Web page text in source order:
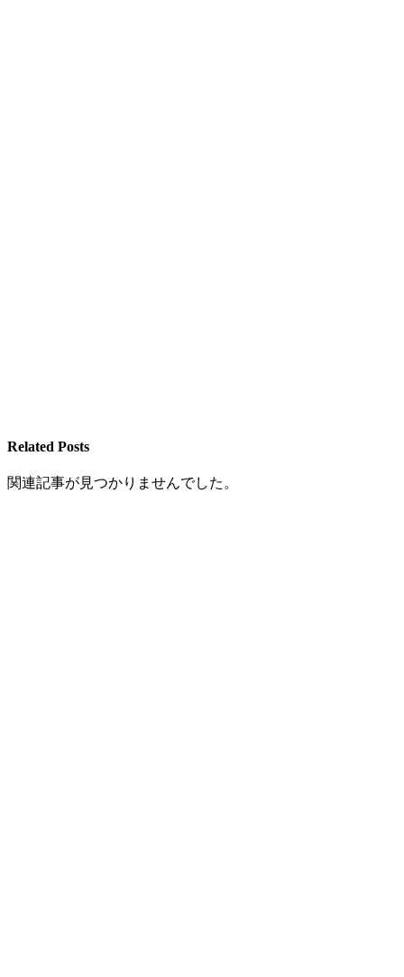
Related Posts
関連記事が見つかりませんでした。